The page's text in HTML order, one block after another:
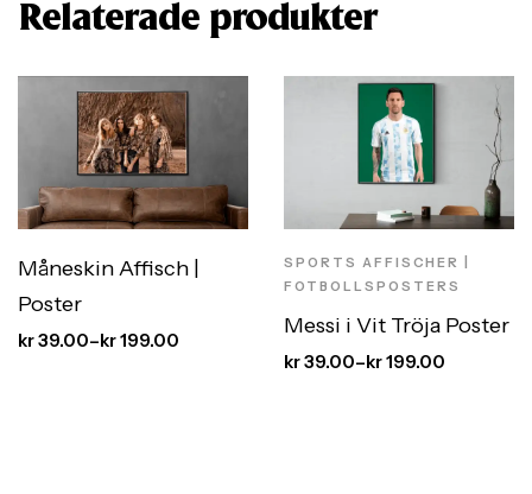
Relaterade produkter
Måneskin Affisch |
Poster
kr39.00–kr199.00
SPORTS AFFISCHER |
FOTBOLLSPOSTERS
Messi i Vit Tröja Poster
kr39.00–kr199.00